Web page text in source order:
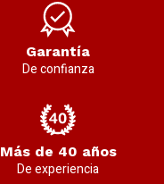
Garantía
De confianza
Más de 40 años
De experiencia